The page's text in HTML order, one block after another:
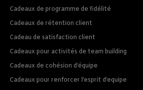
Cadeaux de programme de fidélité
Cadeaux de rétention client
Cadeau de satisfaction client
Cadeaux pour activités de team building
Cadeaux de cohésion d’équipe
Cadeaux pour renforcer l’esprit d’equipe